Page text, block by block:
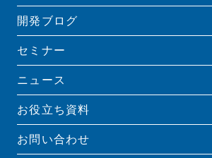
開発ブログ
セミナー
ニュース
お役立ち資料
お問い合わせ